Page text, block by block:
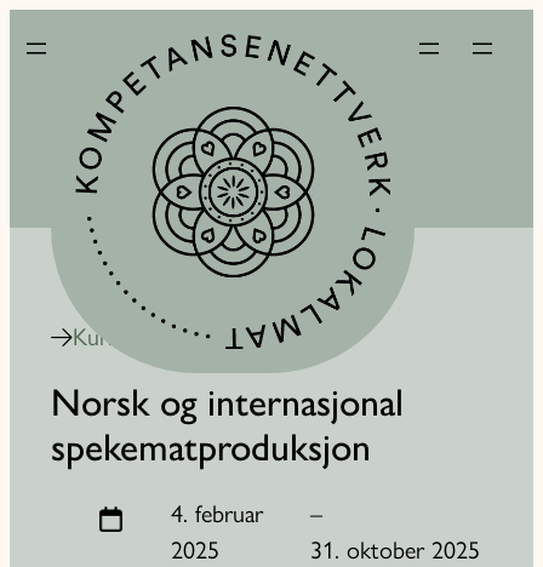
Kurskalender
Norsk og internasjonal
spekematproduksjon
4. februar
2025
–
31. oktober 2025